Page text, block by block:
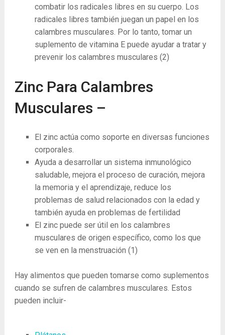
combatir los radicales libres en su cuerpo. Los
radicales libres también juegan un papel en los
calambres musculares. Por lo tanto, tomar un
suplemento de vitamina E puede ayudar a tratar y
prevenir los calambres musculares (2)
Zinc Para Calambres
Musculares –
El zinc actúa como soporte en diversas funciones
corporales.
Ayuda a desarrollar un sistema inmunológico
saludable, mejora el proceso de curación, mejora
la memoria y el aprendizaje, reduce los
problemas de salud relacionados con la edad y
también ayuda en problemas de fertilidad
El zinc puede ser útil en los calambres
musculares de origen específico, como los que
se ven en la menstruación (1)
Hay alimentos que pueden tomarse como suplementos
cuando se sufren de calambres musculares. Estos
pueden incluir-